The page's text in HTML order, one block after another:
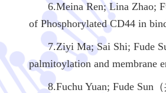
6.Meina Ren; Lina Zhao;
of Phosphorylated CD44 in
7.Ziyi Ma; Sai Shi; Fude
palmitoylation and membrane
8.Fuchu Yuan; Fude Sun